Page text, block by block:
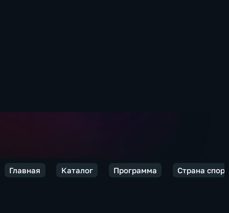
Главная Каталог Программа Страна